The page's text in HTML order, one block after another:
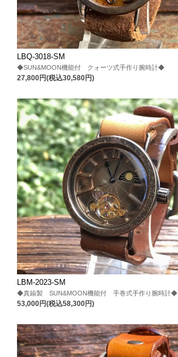
LBQ-3018-SM
◆SUN&MOON機能付 クォーツ式手作り腕時計◆
27,800円(税込30,580円)
LBM-2023-SM
◆真鍮製 SUN&MOON機能付 手巻式手作り腕時計◆
53,000円(税込58,300円)